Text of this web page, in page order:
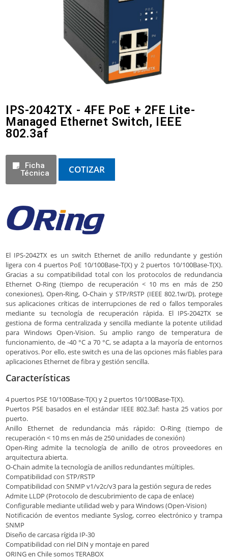
IPS-2042TX - 4FE PoE + 2FE Lite-
Managed Ethernet Switch, IEEE
802.3af
Ficha
Técnica
COTIZAR
El IPS-2042TX es un switch Ethernet de anillo redundante y gestión
ligera con 4 puertos PoE 10/100Base-T(X) y 2 puertos 10/100Base-T(X).
Gracias a su compatibilidad total con los protocolos de redundancia
Ethernet O-Ring (tiempo de recuperación < 10 ms en más de 250
conexiones), Open-Ring, O-Chain y STP/RSTP (IEEE 802.1w/D), protege
sus aplicaciones críticas de interrupciones de red o fallos temporales
mediante su tecnología de recuperación rápida. El IPS-2042TX se
gestiona de forma centralizada y sencilla mediante la potente utilidad
para Windows Open-Vision. Su amplio rango de temperatura de
funcionamiento, de -40 °C a 70 °C, se adapta a la mayoría de entornos
operativos. Por ello, este switch es una de las opciones más fiables para
aplicaciones Ethernet de fibra y gestión sencilla.
Características
4 puertos PSE 10/100Base-T(X) y 2 puertos 10/100Base-T(X).
Puertos PSE basados ​​en el estándar IEEE 802.3af: hasta 25 vatios por
puerto.
Anillo Ethernet de redundancia más rápido: O-Ring (tiempo de
recuperación < 10 ms en más de 250 unidades de conexión)
Open-Ring admite la tecnología de anillo de otros proveedores en
arquitectura abierta.
O-Chain admite la tecnología de anillos redundantes múltiples.
Compatibilidad con STP/RSTP
Compatibilidad con SNMP v1/v2c/v3 para la gestión segura de redes
Admite LLDP (Protocolo de descubrimiento de capa de enlace)
Configurable mediante utilidad web y para Windows (Open-Vision)
Notificación de eventos mediante Syslog, correo electrónico y trampa
SNMP
Diseño de carcasa rígida IP-30
Compatibilidad con riel DIN y montaje en pared
ORING en Chile somos TERABOX